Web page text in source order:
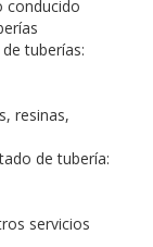
conducido
tuberías:
resinas,
de tubería:
servicios